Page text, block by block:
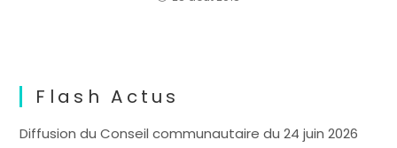
Flash Actus
Diffusion du Conseil communautaire du 24 juin 2026